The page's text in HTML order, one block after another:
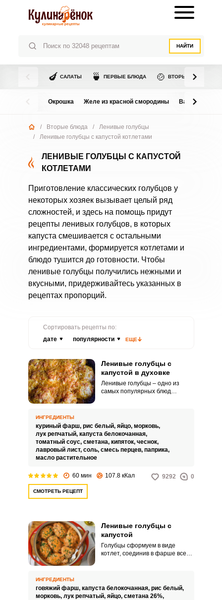
НАЙТИ
🍆 САЛАТЫ 🍵 ПЕРВЫЕ БЛЮДА 🍲 ВТОРЫЕ БЛЮДА
Окрошка Желе из красной смородины Варенье из
/ Вторые блюда /
Ленивые голубцы
/
Ленивые голубцы с капустой котлетами
ЛЕНИВЫЕ ГОЛУБЦЫ С КАПУСТОЙ
КОТЛЕТАМИ
Приготовление классических голубцов у
некоторых хозяек вызывает целый ряд
сложностей, и здесь на помощь придут
рецепты ленивых голубцов, в которых
капуста смешивается с остальными
ингредиентами, формируется котлетами и
блюдо тушится до готовности. Чтобы
ленивые голубцы получились нежными и
вкусными, придерживайтесь указанных в
рецептах пропорций.
Сортировать рецепты по:
дате
популярности ЕЩЕ
Ленивые голубцы с
капустой в духовке
Ленивые голубцы – одно из
самых популярных блюд
ИНГРЕДИЕНТЫ
куриный фарш, рис белый, яйцо, морковь,
лук репчатый, капуста белокочанная,
томатный соус, сметана, кипяток, чеснок,
лавровый лист, соль, смесь перцев, паприка,
масло растительное
60 мин 107.8 кКал 9292 0
СМОТРЕТЬ РЕЦЕПТ
Ленивые голубцы с
капустой
Голубцы сформуем в виде
котлет, соединив в фарше все
ароматное, нежное и очень
вкусное.
ИНГРЕДИЕНТЫ
говяжий фарш, капуста белокочанная, рис белый,
морковь, лук репчатый, яйцо, сметана 26%,